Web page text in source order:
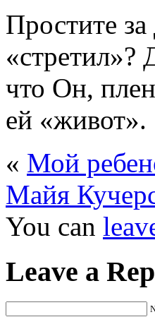
Простите
«стретил»?
что Он,
ей «живот».
« Мой
Майя
You can
Leave a